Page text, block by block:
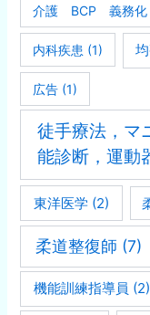
介護 BCP 義務化
内科疾患 (1)
広告 (1)
徒手療法，マ
能診断，運動
東洋医学 (2)
柔道整復師 (7)
機能訓練指導員 (2)